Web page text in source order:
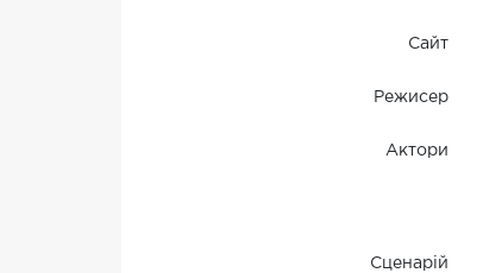
Сайт
Режисер
Актори
Сценарій